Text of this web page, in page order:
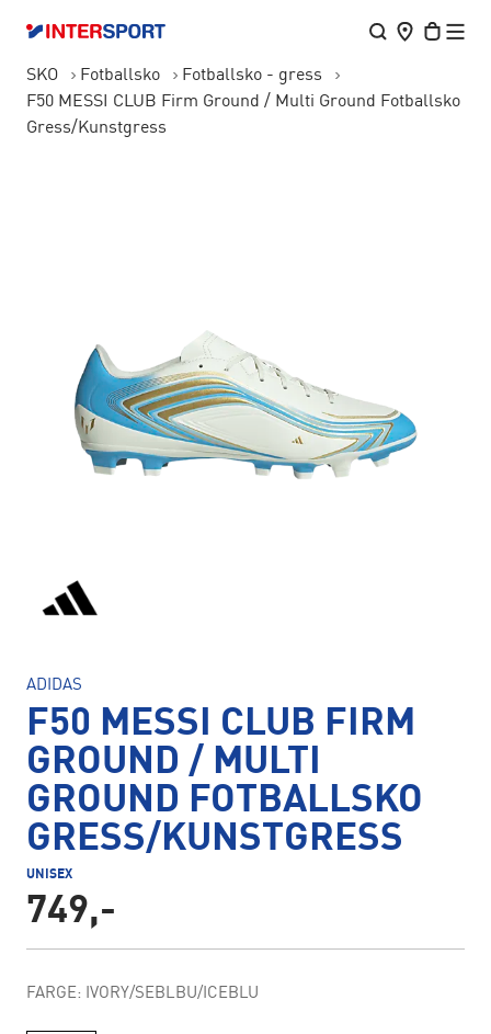
SKO Fotballsko
Fotballsko - gress
F50 MESSI CLUB Firm Ground / Multi Ground Fotballsko
Gress/Kunstgress
ADIDAS
F50 MESSI CLUB FIRM
GROUND / MULTI
GROUND FOTBALLSKO
GRESS/KUNSTGRESS
UNISEX
749,-
FARGE: IVORY/SEBLBU/ICEBLU